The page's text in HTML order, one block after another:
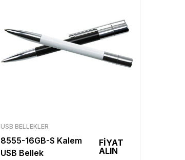
USB BELLEKLER
8555-16GB-S Kalem
USB Bellek
FİYAT
ALIN